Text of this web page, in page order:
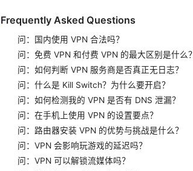
Frequently Asked Questions
问：国内使用 VPN 合法吗？
问：免费 VPN 和付费 VPN 的最大区别是什么？
问：如何判断 VPN 服务商是否真正无日志？
问：什么是 Kill Switch？为什么要开启？
问：如何检测我的 VPN 是否有 DNS 泄漏？
问：在手机上使用 VPN 的设置要点？
问：路由器安装 VPN 的优势与挑战是什么？
问：VPN 会影响玩游戏的延迟吗？
问：VPN 可以解锁流媒体吗？